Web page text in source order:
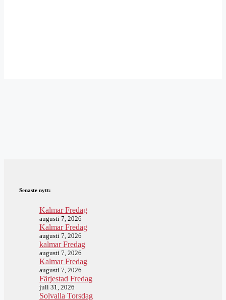
Senaste nytt:
Kalmar Fredag
augusti 7, 2026
Kalmar Fredag
augusti 7, 2026
kalmar Fredag
augusti 7, 2026
Kalmar Fredag
augusti 7, 2026
Färjestad Fredag
juli 31, 2026
Solvalla Torsdag